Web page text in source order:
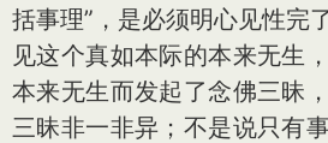
括事理”，是必须明心见性完
见这个真如本际的本来无生
本来无生而发起了念佛三昧
三昧非一非异；不是说只有